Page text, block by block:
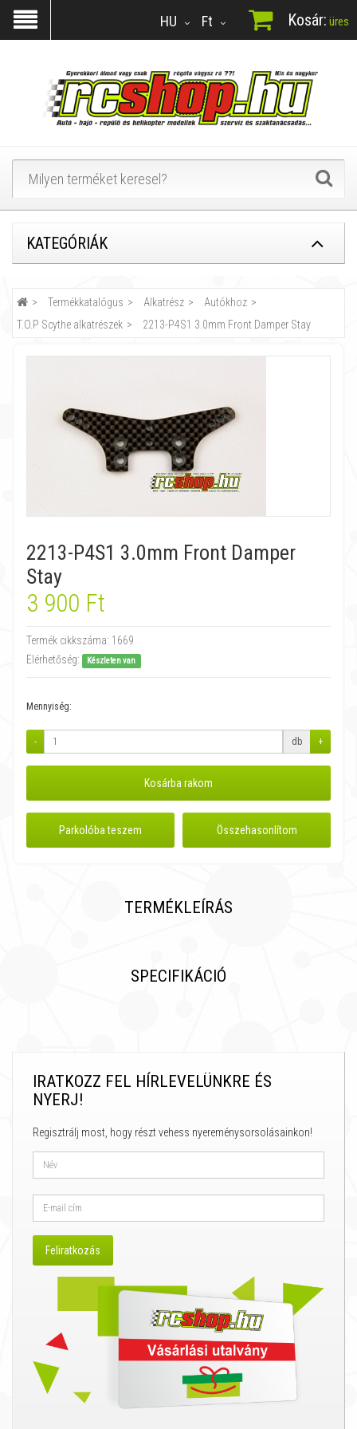
Ft
HU Kosár: üres
KATEGÓRIÁK
Termékkatalógus Alkatrész
Autókhoz
T.O.P Scythe alkatrészek
2213-P4S1 3.0mm Front Damper Stay
2213-P4S1 3.0mm Front Damper
Stay
3 900 Ft
Termék cikkszáma: 1669
Elérhetőség:
Készleten van
Mennyiség:
- db +
Kosárba rakom
Parkolóba teszem Összehasonlítom
TERMÉKLEÍRÁS
SPECIFIKÁCIÓ
IRATKOZZ FEL HÍRLEVELÜNKRE ÉS
NYERJ!
Regisztrálj most, hogy részt vehess nyereménysorsolásainkon!